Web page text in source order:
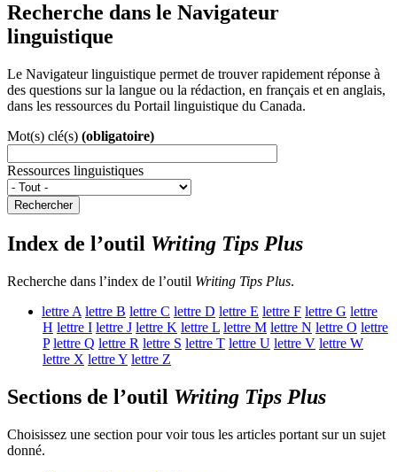
Recherche dans le Navigateur
linguistique
Le Navigateur linguistique permet de trouver rapidement réponse à
des questions sur la langue ou la rédaction, en français et en anglais,
dans les ressources du Portail linguistique du Canada.
Mot(s) clé(s) (obligatoire)
Ressources linguistiques
Rechercher
Index de l’outil Writing Tips Plus
Recherche dans l’index de l’outil Writing Tips Plus.
lettre A lettre B lettre C lettre D lettre E lettre F lettre G lettre
H lettre I lettre J lettre K lettre L lettre M lettre N lettre O lettre
P lettre Q lettre R lettre S lettre T lettre U lettre V lettre W
lettre X lettreY lettre Z
Sections de l’outil Writing Tips Plus
Choisissez une section pour voir tous les articles portant sur un sujet
donné.